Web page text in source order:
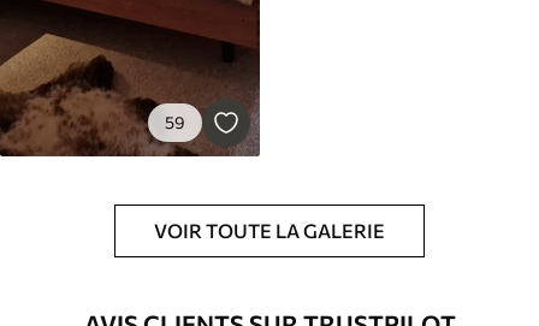
59
VOIR TOUTE LA GALERIE